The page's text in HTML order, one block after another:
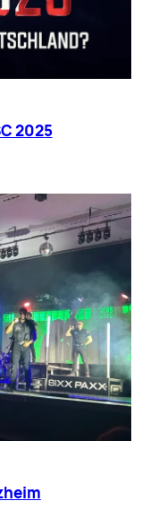
2025